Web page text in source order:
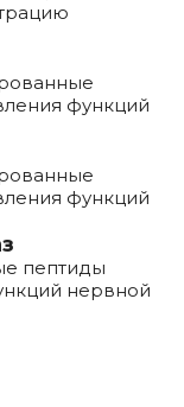
функций
функций
пептиды
нервной